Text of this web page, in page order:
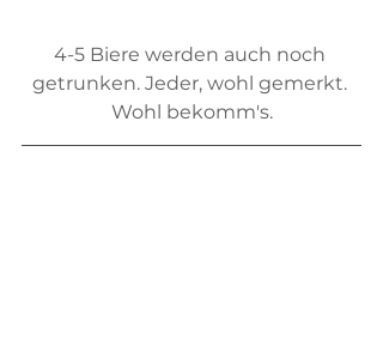
4-5 Biere werden auch noch
getrunken. Jeder, wohl gemerkt.
Wohl bekomm's.